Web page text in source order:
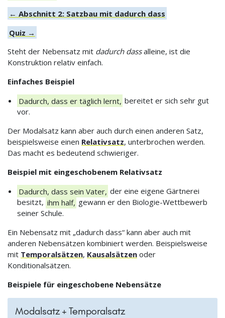
← Abschnitt 2: Satzbau mit dadurch dass
Quiz →
Steht der Nebensatz mit dadurch dassalleine, ist die
Konstruktion relativ einfach.
Einfaches Beispiel
Dadurch, dass er täglich lernt, bereitet er sich sehr gut
vor.
Der Modalsatz kann aber auch durch einen anderen Satz,
beispielsweise einen Relativsatz, unterbrochen werden.
Das macht es bedeutend schwieriger.
Beispiel mit eingeschobenem Relativsatz
Dadurch, dass sein Vater, der eine eigene Gärtnerei
besitzt, ihm half, gewann er den Biologie-Wettbewerb
seiner Schule.
Ein Nebensatz mit „dadurch dass“ kann aber auch mit
anderen Nebensätzen kombiniert werden. Beispielsweise
mit Temporalsätzen, Kausalsätzen oder
Konditionalsätzen.
Beispiele für eingeschobene Nebensätze
Modalsatz + Temporalsatz